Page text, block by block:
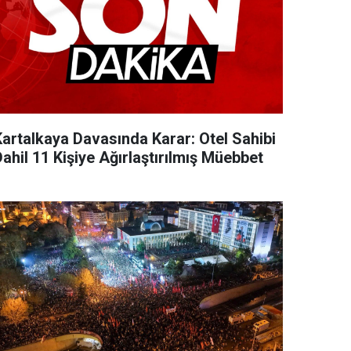
Davasında Karar: Otel Sahibi
11 Kişiye Ağırlaştırılmış Müebbet